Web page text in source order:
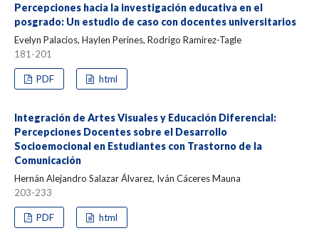
Percepciones hacia la investigación educativa en el
posgrado: Un estudio de caso con docentes universitarios
Evelyn Palacios, Haylen Perines, Rodrigo Ramirez-Tagle
181-201
PDF html
Integración de Artes Visuales y Educación Diferencial:
Percepciones Docentes sobre el Desarrollo
Socioemocional en Estudiantes con Trastorno de la
Comunicación
Hernán Alejandro Salazar Álvarez, Iván Cáceres Mauna
203-233
PDF html